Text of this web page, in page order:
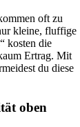
oft zu
kleine, fluffige
kosten die
Ertrag. Mit
du diese
oben